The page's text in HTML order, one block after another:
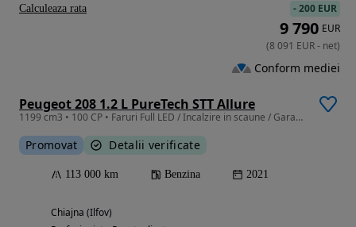
Peugeot 208 1.2 L PureTech STT Allure
1199 cm3 • 100 CP • Faruri Full LED / Incalzire in scaune / Garantie / Istoric / Camera
Promovat Detalii verificate
113 000 km Benzina 2021
Chiajna (Ilfov)
-200 EUR
9 790 EUR
(8 091 EUR- net)
Conform mediei
Calculeaza rata